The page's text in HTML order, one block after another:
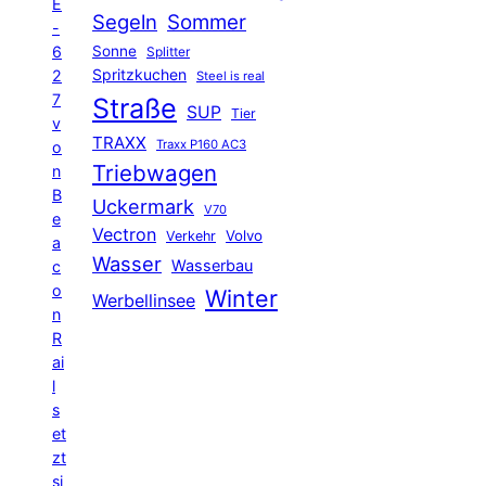
-
6
2
7
v
o
n
B
e
a
c
o
n
R
ai
l
s
et
zt
si
Segeln Sommer
Sonne Splitter
Spritzkuchen Steel is real
Straße SUP Tier
TRAXX Traxx P160 AC3
Triebwagen
Uckermark V70
Vectron Verkehr Volvo
Wasser Wasserbau
Werbellinsee Winter